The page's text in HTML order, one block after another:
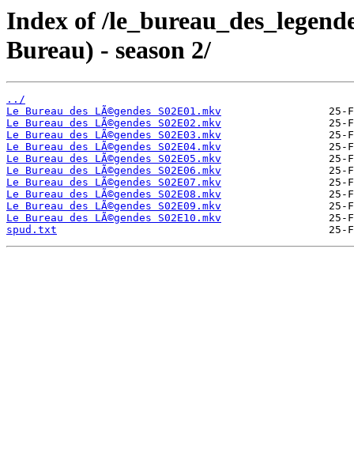
Index of /
Bureau) - season 2/
../
Le Bureau des LÃ©gendes S02E01.mkv
Le Bureau des LÃ©gendes S02E02.mkv
Le Bureau des LÃ©gendes S02E03.mkv
Le Bureau des LÃ©gendes S02E04.mkv
Le Bureau des LÃ©gendes S02E05.mkv
Le Bureau des LÃ©gendes S02E06.mkv
Le Bureau des LÃ©gendes S02E07.mkv
Le Bureau des LÃ©gendes S02E08.mkv
Le Bureau des LÃ©gendes S02E09.mkv
Le Bureau des LÃ©gendes S02E10.mkv
spud.txt